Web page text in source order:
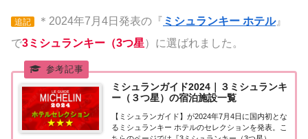
追記 ＊2024年7月4日発表の『 ミシュランキー ホテル』
で3ミシュランキー（3つ星）に選ばれました。
ミシュランガイド2024｜３ミシュランキ
ー（３つ星）の宿泊施設一覧
【ミシュランガイド】が2024年7月4日に国内初とな
るミシュランキー ホテルのセレクションを発表。こ